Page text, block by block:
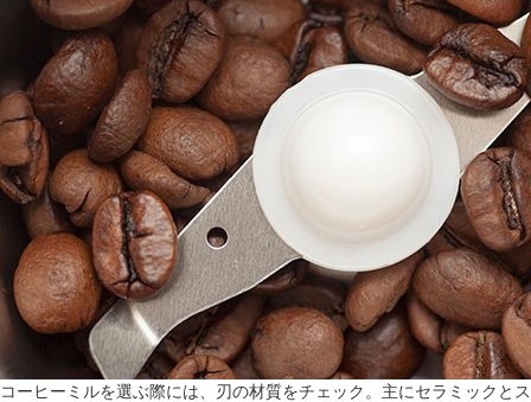
コーヒーミルを選ぶ際には、刃の材質をチェック。主にセラミックとス